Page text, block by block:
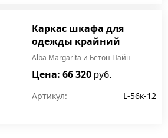
Каркас шкафа для
одежды крайний
Alba Margarita и Бетон Пайн
Цена: 66 320 руб.
Артикул: L-56к-12